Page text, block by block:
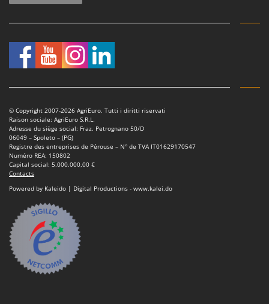
© Copyright 2007-2026 AgriEuro. Tutti i diritti riservati
Raison sociale: AgriEuro S.R.L.
Adresse du siège social: Fraz. Petrognano 50/D
06049 – Spoleto – (PG)
Registre des entreprises de Pérouse – N° de TVA IT01629170547
Numéro REA: 150802
Capital social: 5.000.000,00 €
Contacts
Powered by Kaleido | Digital Productions - www.kalei.do